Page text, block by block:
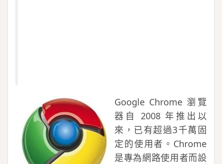
Google Chrome 瀏覽
器自 2008 年推出以
來，已有超過3千萬固
定的使用者。Chrome
是專為網路使用者而設